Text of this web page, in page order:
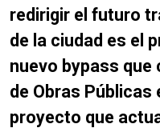
redirigir el futuro
de la ciudad es el
nuevo bypass
de Obras Públicas
proyecto que